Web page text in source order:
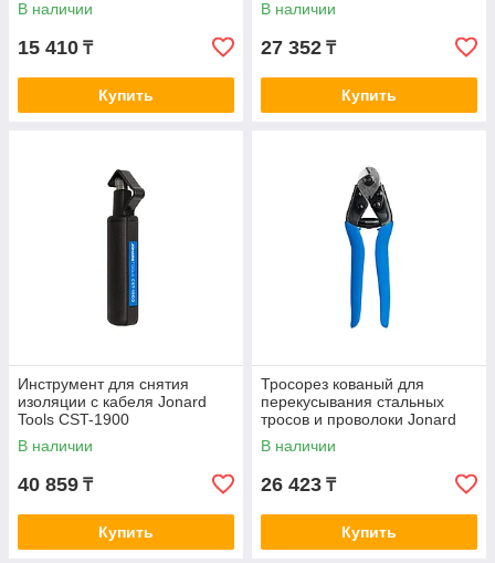
В наличии
15 410 ₸
Купить
В наличии
27 352 ₸
Купить
Инструмент для снятия
изоляции с кабеля Jonard
Tools CST-1900
В наличии
40 859 ₸
Купить
Тросорез кованый для
перекусывания стальных
тросов и проволоки Jonard
Tools WRC-14
В наличии
26 423 ₸
Купить